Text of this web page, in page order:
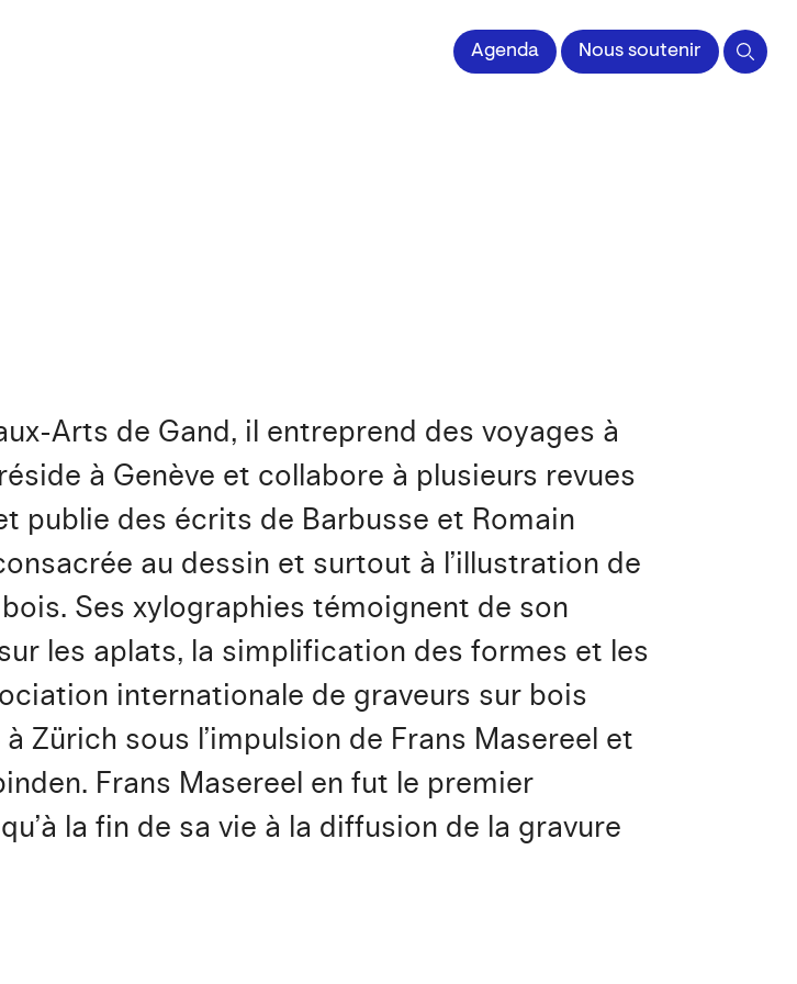
Agenda Nous soutenir
Arts de Gand, il entreprend des voyages à
à Genève et collabore à plusieurs revues
publie des écrits de Barbusse et Romain
au dessin et surtout à l’illustration de
Ses xylographies témoignent de son
les aplats, la simplification des formes et les
internationale de graveurs sur bois
Zürich sous l’impulsion de Frans Masereel et
Frans Masereel en fut le premier
la fin de sa vie à la diffusion de la gravure